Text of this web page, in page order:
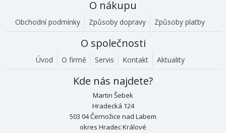
O nákupu
Obchodní podmínky Způsoby dopravy Způsoby platby
O společnosti
Úvod O firmě Servis Kontakt Aktuality
Kde nás najdete?
Martin Šebek
Hradecká 124
503 04 Černožice nad Labem
okres Hradec Králové